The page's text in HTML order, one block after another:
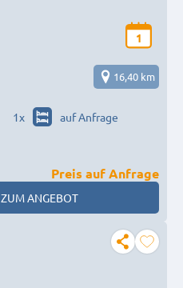
1
16,40 km
1x
auf Anfrage
Preis auf Anfrage
ZUM ANGEBOT